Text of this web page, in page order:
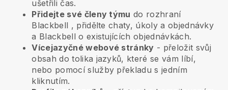
ušetřili čas.
Přidejte své členy týmu do rozhraní
Blackbell , přidělte chaty, úkoly a objednávky
a Blackbell o existujících objednávkách.
Vícejazyčné webové stránky - přeložit svůj
obsah do tolika jazyků, které se vám líbí,
nebo pomocí služby překladu s jedním
kliknutím.